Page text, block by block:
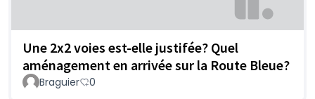
Une 2x2 voies est-elle justifée? Quel
aménagement en arrivée sur la Route Bleue?
Braguier 0